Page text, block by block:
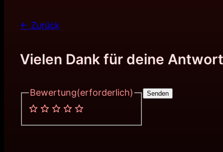
← Zurück
Vielen Dank für deine
Bewertung(erforderlich) Senden